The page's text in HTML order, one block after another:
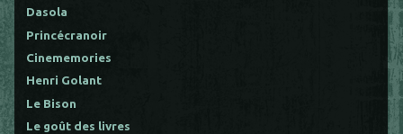
Dasola
Princécranoir
Cinememories
Henri Golant
Le Bison
Le goût des livres